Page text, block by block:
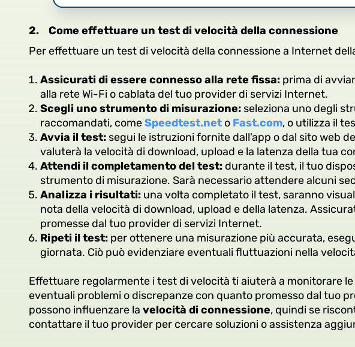
2.
Come effettuare un test di velocità della connessione
Per effettuare un test di velocità della connessione a Internet
Assicurati di essere connesso alla rete fissa: prima di
alla rete Wi-Fi o cablata del tuo provider di servizi Internet.
Scegli uno strumento di misurazione: seleziona uno degli
raccomandati, comeSpeedtest.net o Fast.com, o utilizza il
Avvia il test: segui le istruzioni fornite dall'app o dal sito web
valuterà la velocità di download, upload e la latenza della tua
Attendi il completamento del test:durante il test, il tuo
strumento di misurazione. Sarà necessario attendere alcuni
Analizza i risultati: una volta completato il test, saranno
nota della velocità di download, upload e della latenza.
promesse dal tuo provider di servizi Internet.
Ripeti il test: per ottenere una misurazione più accurata,
giornata. Ciò può evidenziare eventuali fluttuazioni nella
Effettuare regolarmente i test di velocità ti aiuterà a monitorare
eventuali problemi o discrepanze con quanto promesso dal tuo
possono influenzare la velocità di connessione, quindi se
contattare il tuo provider per cercare soluzioni o assistenza